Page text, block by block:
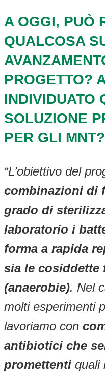
A OGGI, PUÒ
QUALCOSA
PROGETTO?
INDIVIDUATO
SOLUZIONE
PER GLI MNT?
“L’obiettivo del
combinazioni di
grado di
laboratorio i
forma a rapida
sia le cosiddette
(anaerobie). Nel
molti esperimenti
lavoriamo con
antibiotici che
promettenti quali